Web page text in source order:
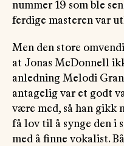
nummer 19 som ble
ferdige masteren var
Men den store
at Jonas McDonnell
anledning Melodi
antagelig var et godt
være med, så han gikk
få lov til å synge den i
med å finne vokalist.